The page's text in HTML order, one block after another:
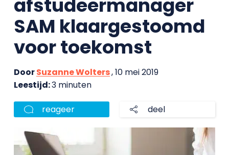
afstudeermanager
SAM klaargestoomd
voor toekomst
DoorSuzanne Wolters, 10 mei 2019
Leestijd:3 minuten
reageer deel